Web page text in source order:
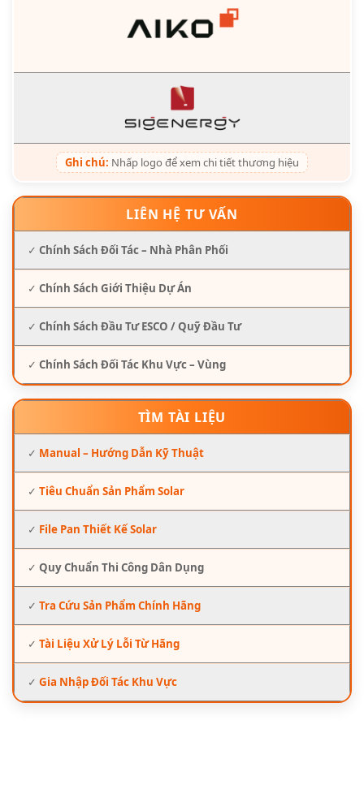
Ghi chú: Nhấp logo để xem chi tiết thương hiệu
LIÊN HỆ TƯ VẤN
✓ Chính Sách Đối Tác – Nhà Phân Phối
✓ Chính Sách Giới Thiệu Dự Án
✓ Chính Sách Đầu Tư ESCO / Quỹ Đầu Tư
✓ Chính Sách Đối Tác Khu Vực – Vùng
TÌM TÀI LIỆU
✓ Manual – Hướng Dẫn Kỹ Thuật
✓ Tiêu Chuẩn Sản Phẩm Solar
✓ File Pan Thiết Kế Solar
✓ Quy Chuẩn Thi Công Dân Dụng
✓ Tra Cứu Sản Phẩm Chính Hãng
✓ Tài Liệu Xử Lý Lỗi Từ Hãng
✓ Gia Nhập Đối Tác Khu Vực